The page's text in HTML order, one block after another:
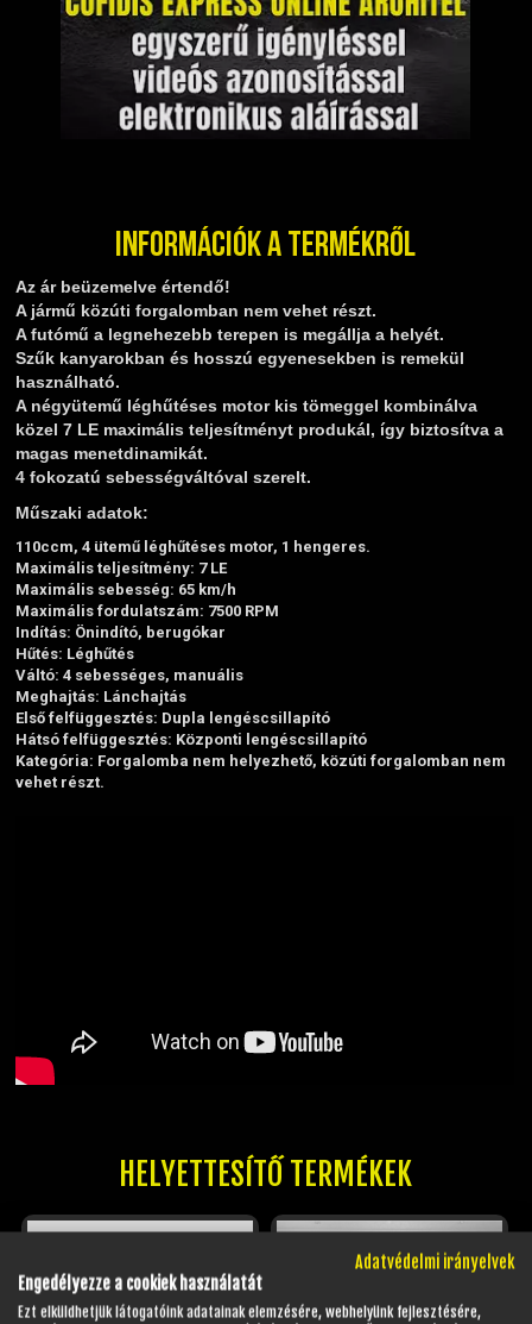
Információk a termékről
Az ár beüzemelve értendő!
A jármű közúti forgalomban nem vehet részt.
A futómű a legnehezebb terepen is megállja a helyét.
Szűk kanyarokban és hosszú egyenesekben is remekül
használható.
A négyütemű léghűtéses motor kis tömeggel kombinálva
közel 7 LE maximális teljesítményt produkál, így biztosítva a
magas menetdinamikát.
4 fokozatú sebességváltóval szerelt.
Műszaki adatok:
110ccm, 4 ütemű léghűtéses motor, 1 hengeres.
Maximális teljesítmény: 7 LE
Maximális sebesség: 65 km/h
Maximális fordulatszám: 7500 RPM
Indítás: Önindító, berugókar
Hűtés: Léghűtés
Váltó: 4 sebességes, manuális
Meghajtás: Lánchajtás
Első felfüggesztés: Dupla lengéscsillapító
Hátsó felfüggesztés: Központi lengéscsillapító
Kategória: Forgalomba nem helyezhető, közúti forgalomban nem
vehet részt.
HELYETTESÍTŐ TERMÉKEK
Adatvédelmi irányelvek
Engedélyezze a cookiek használatát
Ezt elküldhetjük látogatóink adatainak elemzésére, webhelyünk fejlesztésére,